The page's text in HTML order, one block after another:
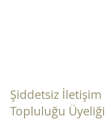
Şiddetsiz İletişim
Topluluğu Üyeliği